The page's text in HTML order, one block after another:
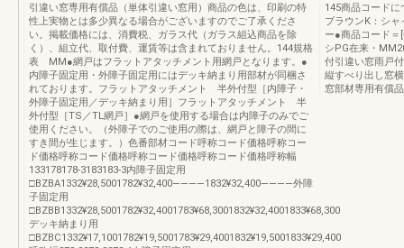
引違い窓専用有償品（単体引違い窓用）商品の色は、印刷の特
性上実物とは多少異なる場合がございますのでご了承くださ
い。掲載価格には、消費税、ガラス代（ガラス組込商品を除
く）、組立代、取付費、運賃等は含まれておりません。144規格
表 MM●網戸はフラットアタッチメント用網戸となります。●
内障子固定用・外障子固定用にはデッキ納まり用部材が同梱さ
れております。フラットアタッチメント 半外付型［内障子・
外障子固定用／デッキ納まり用］フラットアタッチメント 半
外付型［TS／TL網戸］●網戸を使用する場合は内障子のみでご
使用ください。（外障子でのご使用の際は、網戸と障子の間に
すき間が生じます。）色番部材コード呼称コード価格呼称コー
ド価格呼称コード価格呼称コード価格呼称コード価格呼称幅
133178178-3183183-3内障子固定用
□BZBA1332¥28,5001782¥32,400――――1832¥32,400――――外障
子固定用
□BZBB1332¥28,5001782¥32,4001783¥68,3001832¥32,4001833¥68,300
デッキ納まり用
□BZBC1332¥17,1001782¥19,5001783¥29,4001832¥19,5001833¥29,400
145商品コード
ブラウンK：シ
ー●商品コード＝
シPG在来・
付引違い窓雨戸
縦すべり出し窓
窓部材専用有償